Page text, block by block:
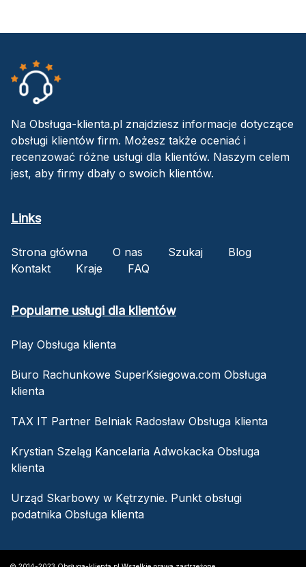
Na Obsługa-klienta.pl znajdziesz informacje dotyczące
obsługi klientów firm. Możesz także oceniać i
recenzować różne usługi dla klientów. Naszym celem
jest, aby firmy dbały o swoich klientów.
Links
Strona główna O nas Szukaj
Blog
Kontakt
Kraje FAQ
Popularne usługi dla klientów
Play Obsługa klienta
Biuro Rachunkowe SuperKsiegowa.com Obsługa
klienta
TAX IT Partner Belniak Radosław Obsługa klienta
Krystian Szeląg Kancelaria Adwokacka Obsługa
klienta
Urząd Skarbowy w Kętrzynie. Punkt obsługi
podatnika Obsługa klienta